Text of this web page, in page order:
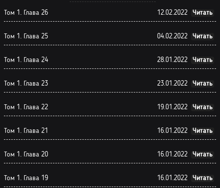
Том 1. Глава 19 16.01.2022 Читать
Том 1. Глава 20 16.01.2022 Читать
Том 1. Глава 21 16.01.2022 Читать
Том 1. Глава 22 19.01.2022 Читать
Том 1. Глава 23 23.01.2022 Читать
Том 1. Глава 24 28.01.2022 Читать
Том 1. Глава 25 04.02.2022 Читать
Том 1. Глава 26 12.02.2022 Читать